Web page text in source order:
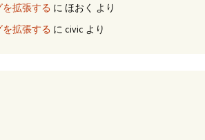
拡張する に ほおく より
拡張する に civic より